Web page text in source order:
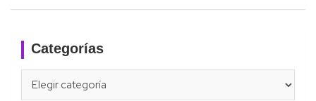
Categorías